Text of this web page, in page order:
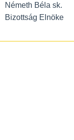
Németh Béla sk.
Bizottság Elnöke